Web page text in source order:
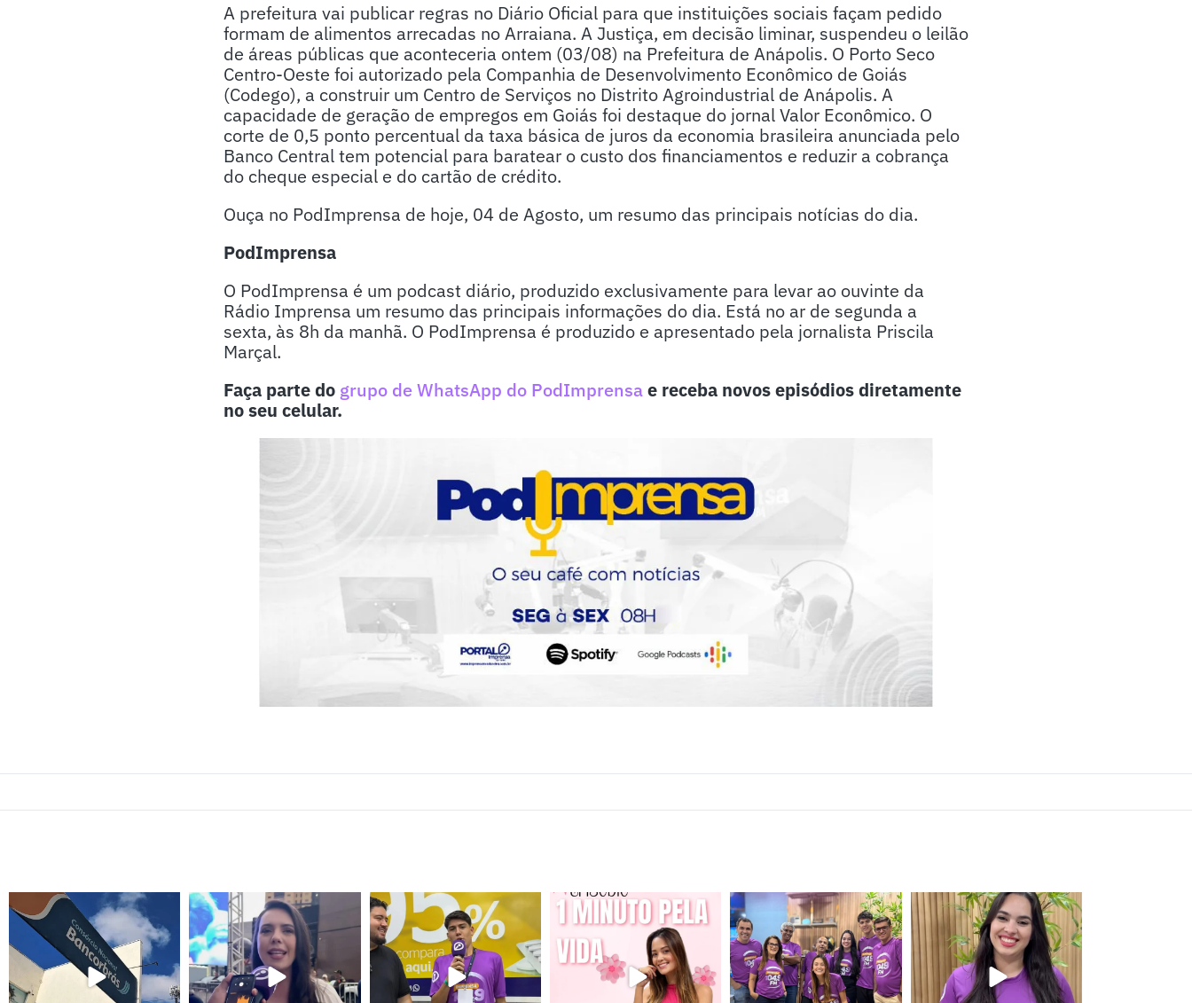
A prefeitura vai publicar regras no Diário Oficial para que instituições sociais façam pedido
formam de alimentos arrecadas no Arraiana. A Justiça, em decisão liminar, suspendeu o leilão
de áreas públicas que aconteceria ontem (03/08) na Prefeitura de Anápolis. O Porto Seco
Centro-Oeste foi autorizado pela Companhia de Desenvolvimento Econômico de Goiás
(Codego), a construir um Centro de Serviços no Distrito Agroindustrial de Anápolis. A
capacidade de geração de empregos em Goiás foi destaque do jornal Valor Econômico. O
corte de 0,5 ponto percentual da taxa básica de juros da economia brasileira anunciada pelo
Banco Central tem potencial para baratear o custo dos financiamentos e reduzir a cobrança
do cheque especial e do cartão de crédito.
Ouça no PodImprensa de hoje, 04 de Agosto, um resumo das principais notícias do dia.
PodImprensa
O PodImprensa é um podcast diário, produzido exclusivamente para levar ao ouvinte da
Rádio Imprensa um resumo das principais informações do dia. Está no ar de segunda a
sexta, às 8h da manhã. O PodImprensa é produzido e apresentado pela jornalista Priscila
Marçal.
Faça parte do grupo de WhatsApp do PodImprensae receba novos episódios diretamente
no seu celular.